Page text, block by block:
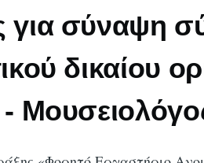
για σύναψη
δικαίου